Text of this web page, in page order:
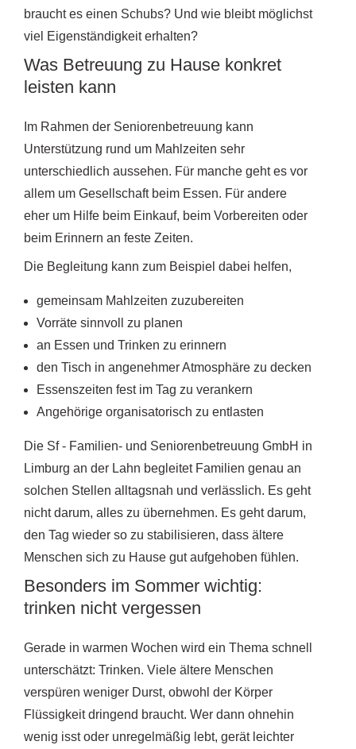
braucht es einen Schubs? Und wie bleibt möglichst
viel Eigenständigkeit erhalten?
Was Betreuung zu Hause konkret
leisten kann
Im Rahmen der Seniorenbetreuung kann
Unterstützung rund um Mahlzeiten sehr
unterschiedlich aussehen. Für manche geht es vor
allem um Gesellschaft beim Essen. Für andere
eher um Hilfe beim Einkauf, beim Vorbereiten oder
beim Erinnern an feste Zeiten.
Die Begleitung kann zum Beispiel dabei helfen,
gemeinsam Mahlzeiten zuzubereiten
Vorräte sinnvoll zu planen
an Essen und Trinken zu erinnern
den Tisch in angenehmer Atmosphäre zu decken
Essenszeiten fest im Tag zu verankern
Angehörige organisatorisch zu entlasten
Die Sf - Familien- und Seniorenbetreuung GmbH in
Limburg an der Lahn begleitet Familien genau an
solchen Stellen alltagsnah und verlässlich. Es geht
nicht darum, alles zu übernehmen. Es geht darum,
den Tag wieder so zu stabilisieren, dass ältere
Menschen sich zu Hause gut aufgehoben fühlen.
Besonders im Sommer wichtig:
trinken nicht vergessen
Gerade in warmen Wochen wird ein Thema schnell
unterschätzt: Trinken. Viele ältere Menschen
verspüren weniger Durst, obwohl der Körper
Flüssigkeit dringend braucht. Wer dann ohnehin
wenig isst oder unregelmäßig lebt, gerät leichter